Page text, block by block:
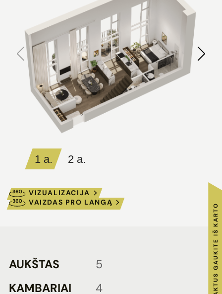
1 a. 2 a.
VIZUALIZACIJA
VAIZDAS PRO LANGĄ
AUKŠTAS
5
KAMBARIAI
4
RAKTUS GAUKITE IŠ KARTO